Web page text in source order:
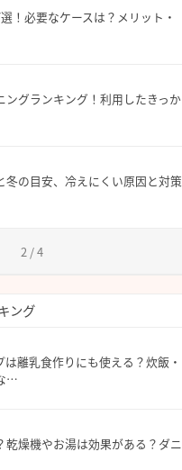
！必要なケースは？メリット・
ングランキング！利用したきっか
冬の目安、冷えにくい原因と対策
2 / 4
ング
は離乳食作りにも使える？炊飯・
…
乾燥機やお湯は効果がある？ダニ